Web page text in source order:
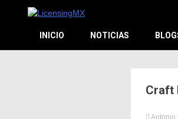
INICIO
NOTICIAS
Craft
Antonio